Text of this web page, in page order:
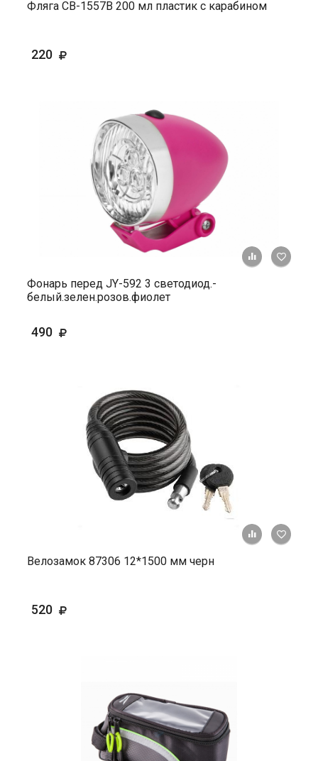
Фляга СВ-1557В 200 мл пластик с карабином
220
+ К
Фонарь перед JY-592 3 светодиод.-
белый.зелен.розов.фиолет
490
+ К
Велозамок 87306 12*1500 мм черн
520